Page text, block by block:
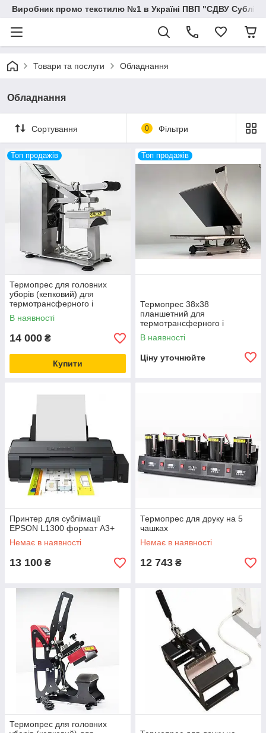
Виробник промо текстилю №1 в Україні ПВП "СДВУ
Товари та послуги Обладнання
Обладнання
Сортування 0 Фільтри
Топ продажів
Термопрес для головних
уборів (кепковий) для
термотрансферного і
сублімаційного друку
В наявності
14 000 ₴
Купити
Топ продажів
Термопрес 38х38
планшетний для
термотрансферного і
сублімаційного друку
В наявності
Ціну уточнюйте
Принтер для сублімації
EPSON L1300 формат А3+
Немає в наявності
13 100 ₴
Термопрес для друку на 5
чашках
Немає в наявності
12 743 ₴
Термопрес для головних